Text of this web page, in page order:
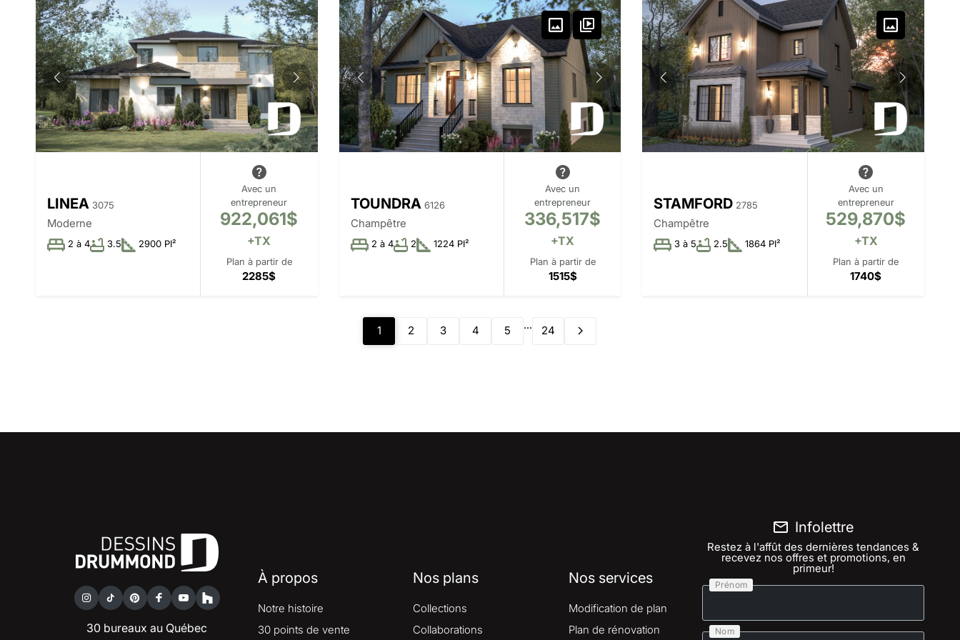
LINEA 3075
Moderne
2 à 4 3.5 2900 PI²
Avec un
entrepreneur
922,061$
+TX
Plan à partir de
2285$
TOUNDRA 6126
Champêtre
2 à 4 2 1224 PI²
Avec un
entrepreneur
336,517$
+TX
Plan à partir de
1515$
STAMFORD 2785
Champêtre
3 à 5 2.5 1864 PI²
Avec un
entrepreneur
529,870$
+TX
Plan à partir de
1740$
1 2 3 4 5 ... 24
30 bureaux au Québec
À propos
Notre histoire
30 points de vente
Nos plans
Collections
Collaborations
Nos services
Modification de plan
Plan de rénovation
Infolettre
Restez à l'affût des dernières tendances &
recevez nos offres et promotions, en
primeur!
Prénom
Nom